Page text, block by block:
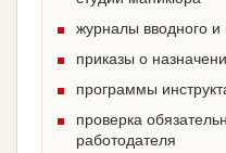
журналы вводного и
приказы о
программы
проверка
работодателя